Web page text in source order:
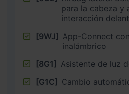
para la cabeza y
interacción
[9WJ] App-Connect
inalámbrico
[8G1] Asistente de luz
[G1C] Cambio